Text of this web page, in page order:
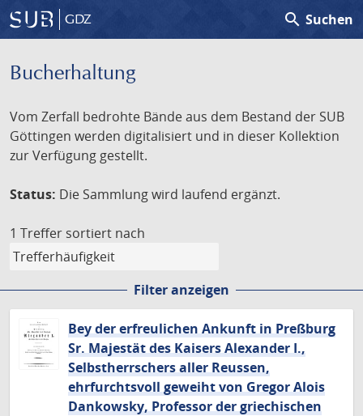
GDZ search Suchen
Bucherhaltung
Vom Zerfall bedrohte Bände aus dem Bestand der SUB
Göttingen werden digitalisiert und in dieser Kollektion
zur Verfügung gestellt.
Status: Die Sammlung wird laufend ergänzt.
1 Treffer sortiert nach
Filter anzeigen
Bey der erfreulichen Ankunft in Preßburg
Sr. Majestät des Kaisers Alexander I.,
Selbstherrschers aller Reussen,
ehrfurchtsvoll geweiht von Gregor Alois
Dankowsky, Professor der griechischen